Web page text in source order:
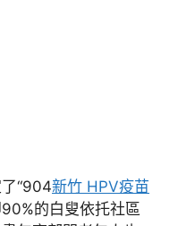
“904新竹 HPV疫苗
的白叟依托社區